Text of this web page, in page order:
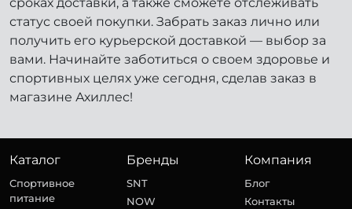
статус своей покупки. Забрать заказ лично или
получить его курьерской доставкой — выбор за
вами. Начинайте заботиться о своем здоровье и
спортивных целях уже сегодня, сделав заказ в
магазине Ахиллес!
Каталог
Спортивное
питание
Бренды
SNT
NOW
Компания
Блог
Контакты